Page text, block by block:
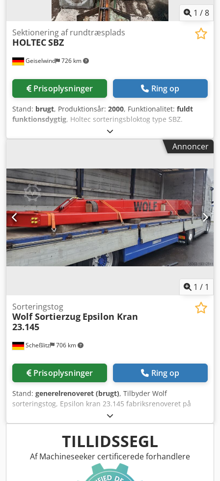
1 /8
Geiselwind 726 km
Sektionering af rundtræsplads
HOLTECSBZ
Prisoplysninger Ring op
Stand: brugt, Produktionsår: 2000, Funktionalitet: fuldt
funktionsdygtig, Holtec sorteringsbloktog type SBZ.
Længde 94,5 m. 52 bokse. Dcodpfx Ajw Ug Agsmysk
Annoncer
1 / 1
Scheßlitz 706 km
Sorteringstog
Wolf Sortierzug Epsilon Kran
23.145
Prisoplysninger Ring op
Stand: generelrenoveret (brugt), Tilbyder Wolf
sorteringstog, Epsilon kran 23.145 fabriksrenoveret på
udveksling. Dcjdpowqpgnefx Amyok
TILLIDSSEGL
Af Machineseeker certificerede forhandlere